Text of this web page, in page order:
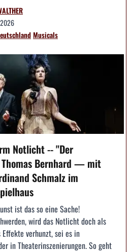
Musicals
Notlicht -- "Der
Bernhard — mit
Schmalz im
ist das so eine Sache!
wird das Notlicht doch als
verhunzt, sei es in
in Theaterinszenierungen. So geht